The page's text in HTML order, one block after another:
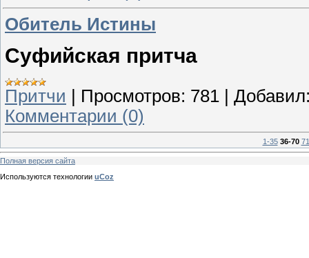
Обитель Истины
Суфийская притча
Притчи Просмотров: 781
Комментарии (0)
1-35 36-70
Полная версия сайта
Используются технологии uCoz